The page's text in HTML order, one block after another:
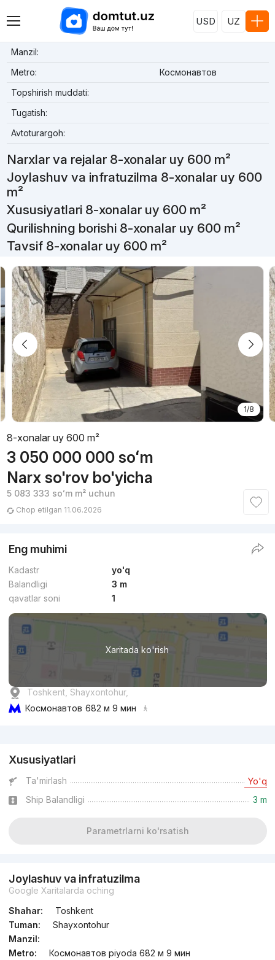
USD UZ
Manzil:
Metro:
Космонавтов
Topshirish muddati:
Tugatish:
Avtoturargoh:
Narxlar va rejalar 8-xonalar uy 600 m²
Joylashuv va infratuzilma 8-xonalar uy 600
m²
Xususiyatlari 8-xonalar uy 600 m²
Qurilishning borishi 8-xonalar uy 600 m²
Tavsif 8-xonalar uy 600 m²
1/8
8-xonalar uy 600 m²
3 050 000 000 soʻm
Narx so'rov bo'yicha
5 083 333 soʻmm² uchun
Chop etilgan 11.06.2026
Eng muhimi
Kadastr
yo'q
Balandligi
3 m
qavatlar soni
1
Xaritada ko'rish
Toshkent, Shayxontohur,
Космонавтов 682 м 9 мин
Xususiyatlari
Ta'mirlash Yo'q
Ship Balandligi 3 m
Parametrlarni ko'rsatish
Joylashuv va infratuzilma
Google Xaritalarda oching
Shahar:
Toshkent
Tuman:
Shayxontohur
Manzil:
Metro:
Космонавтов piyoda 682 м 9 мин